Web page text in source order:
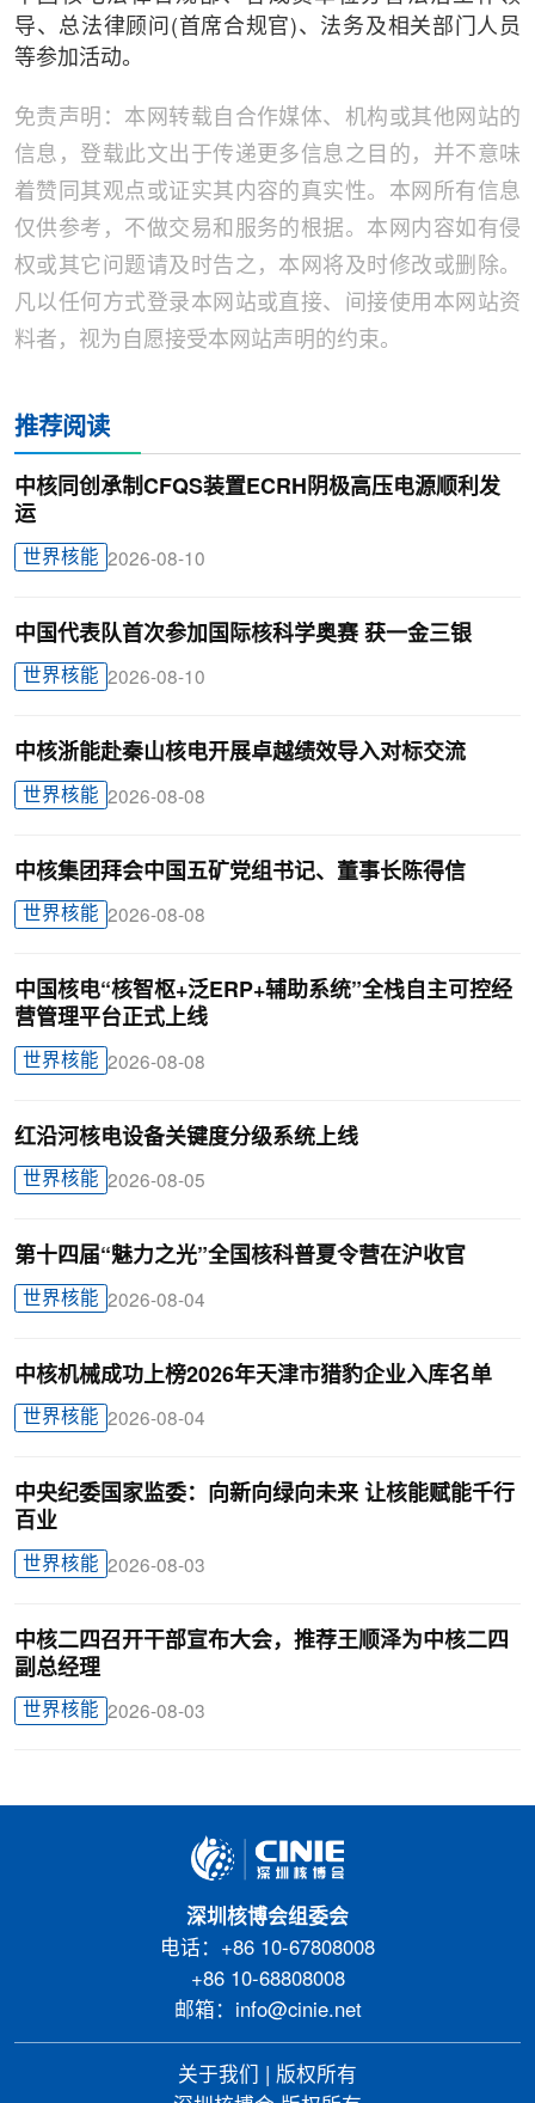
导、总法律顾问(首席合规官)、法务及相关部门人员
等参加活动。
免责声明：本网转载自合作媒体、机构或其他网站的
信息，登载此文出于传递更多信息之目的，并不意味
着赞同其观点或证实其内容的真实性。本网所有信息
仅供参考，不做交易和服务的根据。本网内容如有侵
权或其它问题请及时告之，本网将及时修改或删除。
凡以任何方式登录本网站或直接、间接使用本网站资
料者，视为自愿接受本网站声明的约束。
推荐阅读
中核同创承制CFQS装置ECRH阴极高压电源顺利发
运
世界核能 2026-08-10
中国代表队首次参加国际核科学奥赛 获一金三银
世界核能 2026-08-10
中核浙能赴秦山核电开展卓越绩效导入对标交流
世界核能 2026-08-08
中核集团拜会中国五矿党组书记、董事长陈得信
世界核能 2026-08-08
中国核电“核智枢+泛ERP+辅助系统”全栈自主可控经
营管理平台正式上线
世界核能 2026-08-08
红沿河核电设备关键度分级系统上线
世界核能 2026-08-05
第十四届“魅力之光”全国核科普夏令营在沪收官
世界核能 2026-08-04
中核机械成功上榜2026年天津市猎豹企业入库名单
世界核能 2026-08-04
中央纪委国家监委：向新向绿向未来 让核能赋能千行
百业
世界核能 2026-08-03
中核二四召开干部宣布大会，推荐王顺泽为中核二四
副总经理
世界核能 2026-08-03
深圳核博会组委会
电话：+86 10-67808008
+86 10-68808008
邮箱：info@cinie.net
关于我们
版权所有